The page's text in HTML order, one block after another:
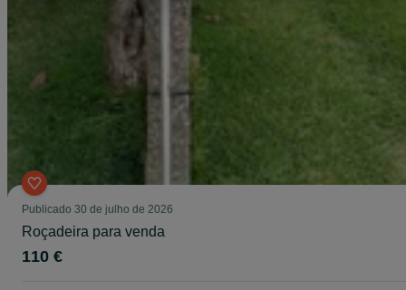
Publicado 30 de julho de 2026
Roçadeira para venda
110 €